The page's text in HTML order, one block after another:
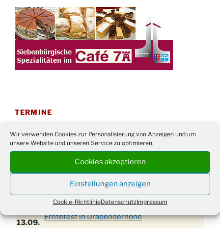
Wir verwenden Cookies zur Personalisierung von Anzeigen und um
unsere Website und unseren Service zu optimieren.
Cookies akzeptieren
Einstellungen anzeigen
Cookie-RichtlinieDatenschutzImpressum
TERMINE
21. bis
28.8.
Sommerfreizeit der Ev. Jugend in Berlin für
Kinder ab 13 Jahren
Damen Doppel - Turnier des TC77 am
Einschulungsgottesdienst in der Kirche um
09:00 Uhr
13.09.
Erntefest in Drabenderhöhe